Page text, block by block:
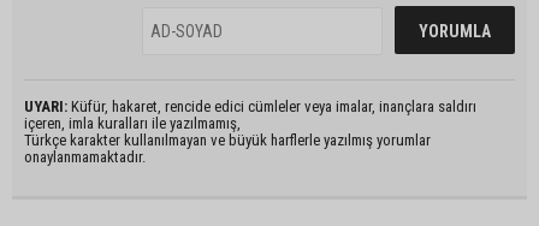
UYARI: Küfür, hakaret, rencide edici cümleler veya imalar, inançlara saldırı
içeren, imla kuralları ile yazılmamış,
Türkçe karakter kullanılmayan ve büyük harflerle yazılmış yorumlar
onaylanmamaktadır.